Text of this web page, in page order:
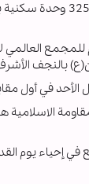
للمجمع العالمي
بالنجف
الأحد في أول
إحياء يوم